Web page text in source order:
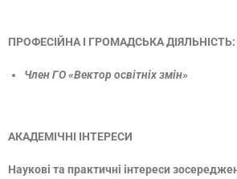
ПРОФЕСІЙНА І ГРОМАДСЬКА ДІЯЛЬНІСТЬ:
Член ГО «Вектор освітніх змін»
АКАДЕМІЧНІ ІНТЕРЕСИ
Наукові та практичні інтереси